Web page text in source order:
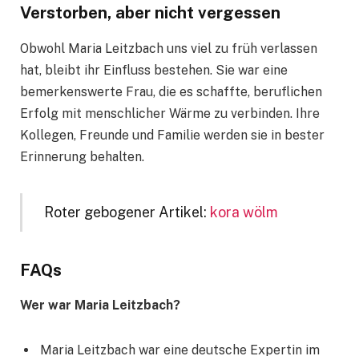
Verstorben, aber nicht vergessen
Obwohl Maria Leitzbach uns viel zu früh verlassen
hat, bleibt ihr Einfluss bestehen. Sie war eine
bemerkenswerte Frau, die es schaffte, beruflichen
Erfolg mit menschlicher Wärme zu verbinden. Ihre
Kollegen, Freunde und Familie werden sie in bester
Erinnerung behalten.
Roter gebogener Artikel: kora wölm
FAQs
Wer war Maria Leitzbach?
Maria Leitzbach war eine deutsche Expertin im